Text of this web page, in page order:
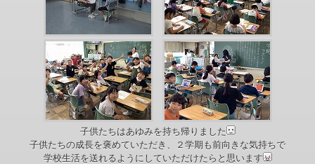
子供たちはあゆみを持ち帰りました
子供たちの成長を褒めていただき、２学期も前向きな気持ちで
学校生活を送れるようにしていただけたらと思います